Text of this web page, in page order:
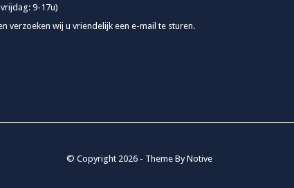
9-17u)
verzoeken wij u vriendelijk een e-mail te sturen.
© Copyright 2026- Theme ByNotive